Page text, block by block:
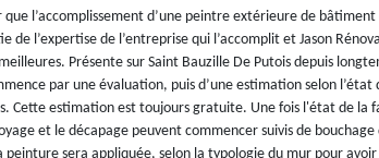
que l’accomplissement d’une peintre extérieure de bâtiment
de l’expertise de l’entreprise qui l’accomplit et Jason
Présente sur Saint Bauzille De Putois depuis
par une évaluation, puis d’une estimation selon l’état
Cette estimation est toujours gratuite. Une fois l'état de la
et le décapage peuvent commencer suivis de bouchage
peinture sera appliquée, selon la typologie du mur pour avoir